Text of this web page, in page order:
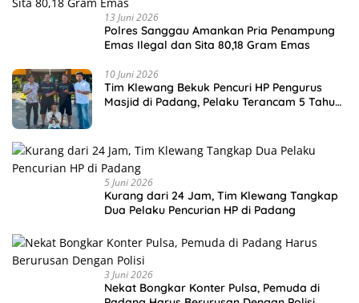
13 Juni 2026
Polres Sanggau Amankan Pria Penampung
Emas Ilegal dan Sita 80,18 Gram Emas
10 Juni 2026
Tim Klewang Bekuk Pencuri HP Pengurus
Masjid di Padang, Pelaku Terancam 5 Tahun
5 Juni 2026
Kurang dari 24 Jam, Tim Klewang Tangkap
Dua Pelaku Pencurian HP di Padang
3 Juni 2026
Nekat Bongkar Konter Pulsa, Pemuda di